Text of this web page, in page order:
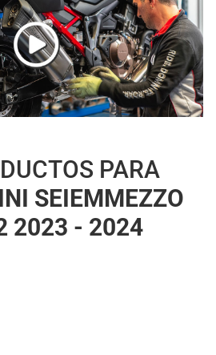
PARA
SEIEMMEZZO
2023 - 2024